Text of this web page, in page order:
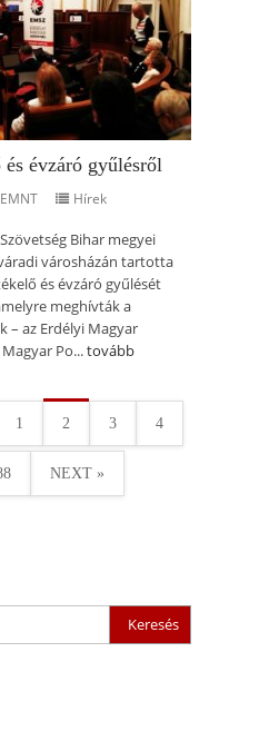
évzáró gyűlésről
EMNT Hírek
Bihar megyei
városházán tartotta
és évzáró gyűlését
meghívták a
– az Erdélyi Magyar
Po...tovább
1 2 3 4
NEXT »